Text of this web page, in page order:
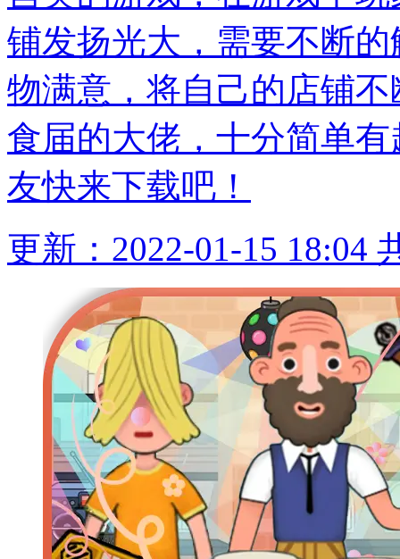
铺发扬光大，需要不断
物满意，将自己的店铺
食届的大佬，十分简单
友快来下载吧！
更新：2022-01-15 18:04